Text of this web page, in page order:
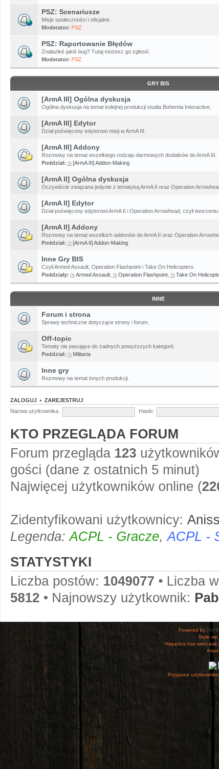
PSZ: Scenariusze
Misje społeczności i oficjalne.
Moderator: PSZ
PSZ: Raportowanie Błędów
Znalazłeś jakiś bug? Tutaj możesz go zgłosić.
Moderator: PSZ
GRY BIS
[ArmA III] Ogólna dyskusja
Ogólna dyskusja na temat kolejnej produkcji studia Bohemia Interactive.
[ArmA III] Edytor
Dział poświęcony edytorowi misji w ArmA III.
[ArmA III] Addony
Rozmowy na temat wszelkiego rodzaju darmowych dodatków do ArmA III.
Poddział:
[ArmA III] Addon-Making
[ArmA II] Ogólna dyskusja
Oczywiście związana jedynie z tematyką ArmA II oraz Operation
[ArmA II] Edytor
Dział poświęcony edytorowi ArmA II i Operation Arrowhead, czyli tworzeniu
[ArmA II] Addony
Rozmowy na temat wszelkich addonów do ArmA II oraz Operation
Poddział:
[ArmA II] Addon-Making
Inne Gry BIS
Czyli Armed Assault, Operation Flashpoint i Take On Helicopters.
Poddziały:
Armed Assault Operation Flashpoint Take On
INNE
Forum i strona
Sprawy techniczne dotyczące strony i forum.
Off-topic
Tematy nie pasujące do żadnych powyższych kategorii.
Poddział:
Militaria
Inne gry
Rozmowy na temat innych produkcji.
ZALOGUJ • ZAREJESTRUJ
Nazwa użytkownika:
Hasło:
KTO PRZEGLĄDA FORUM
Forum przegląda 123
gości (dane z ostatnich 5 minut)
Najwięcej użytkowników online (
Zidentyfikowani użytkownicy:
Legenda:ACPL - Gracze,ACPL -
STATYSTYKI
Liczba postów: 1049077 • Liczba
5812 • Najnowszy użytkownik:
Powered by
Style
Napędza nas
Przyjazne